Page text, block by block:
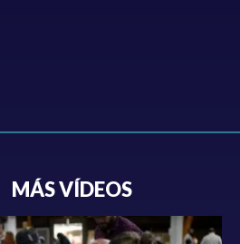
MÁS VÍDEOS